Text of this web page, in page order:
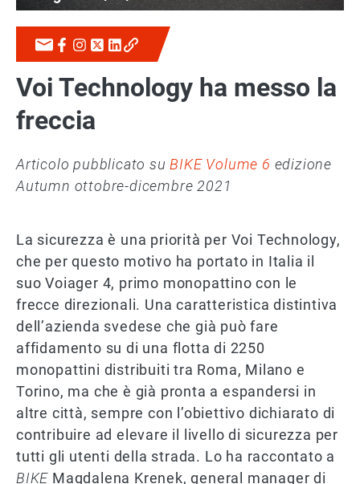
Voi Technology ha messo la
freccia
Articolo pubblicato suBIKE Volume 6 edizione
Autumn ottobre-dicembre 2021
La sicurezza è una priorità per Voi Technology,
che per questo motivo ha portato in Italia il
suo Voiager 4, primo monopattino con le
frecce direzionali. Una caratteristica distintiva
dell’azienda svedese che già può fare
affidamento su di una flotta di 2250
monopattini distribuiti tra Roma, Milano e
Torino, ma che è già pronta a espandersi in
altre città, sempre con l’obiettivo dichiarato di
contribuire ad elevare il livello di sicurezza per
tutti gli utenti della strada. Lo ha raccontato a
BIKE Magdalena Krenek, general manager di